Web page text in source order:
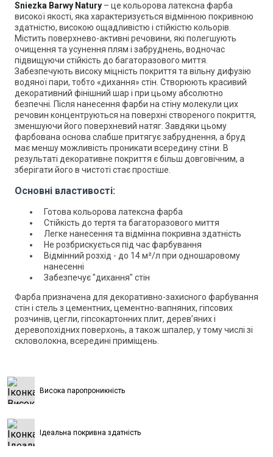
Sniezka Barwy Natury – це кольорова латексна фарба
високої якості, яка характеризується відмінною покривною
здатністю, високою ощадливістю і стійкістю кольорів.
Містить поверхнево-активні речовини, які полегшують
очищення та усунення плям і забруднень, водночас
підвищуючи стійкість до багаторазового миття.
Забезпечують високу міцність покриття та вільну дифузію
водяної пари, тобто «дихання» стін. Створюють красивий
декоративний фінішний шар і при цьому абсолютно
безпечні. Після нанесення фарби на стіну молекули цих
речовин концентруються на поверхні створеного покриття,
зменшуючи його поверхневий натяг. Завдяки цьому
фарбована основа слабше притягує забруднення, а бруд
має меншу можливість проникати всередину стіни. В
результаті декоративне покриття є більш довговічним, а
зберігати його в чистоті стає простіше.
Основні властивості:
Готова кольорова латексна фарба
Стійкість до тертя та багаторазового миття
Легке нанесення та відмінна покривна здатність
Не розбрискується під час фарбування
Відмінний розхід - до 14 м²/л при одношаровому
нанесенні
Забезпечує "дихання" стін
Фарба призначена для декоративно-захисного фарбування
стін і стель з цементних, цементно-вапняних, гіпсових
розчинів, цегли, гіпсокартонних плит, дерев’яних і
деревопохідних поверхонь, а також шпалер, у тому числі зі
скловолокна, всередині приміщень.
Висока паропроникність
Ідеальна покривна здатність